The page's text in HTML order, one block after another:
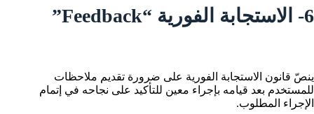
6- الاستجابة الفورية “Feedback”
ينصّ قانون الاستجابة الفورية على ضرورة تقديم ملاحظات
للمستخدم بعد قيامه بإجراء معين للتأكيد على نجاحه في إتمام
الإجراء المطلوب.